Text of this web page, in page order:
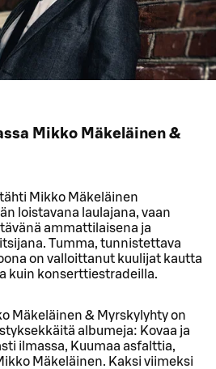
Mikko Mäkeläinen &
Mikko Mäkeläinen
loistavana laulajana, vaan
ammattilaisena ja
Tumma, tunnistettava
on valloittanut kuulijat kautta
kuin konserttiestradeilla.
Mäkeläinen & Myrskylyhty on
albumeja: Kovaa ja
ilmassa, Kuumaa asfalttia,
Mäkeläinen. Kaksi viimeksi